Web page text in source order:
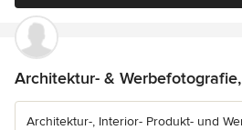
Architektur- &
Architektur-, Interior- Produkt- und